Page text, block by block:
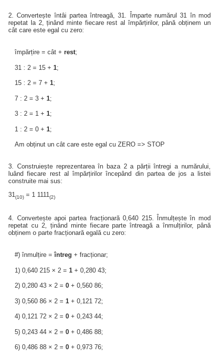
2. Convertește întâi partea întreagă, 31. Împarte numărul 31 în mod
repetat la 2, ținând minte fiecare rest al împărțirilor, până obținem un
cât care este egal cu zero:
împărțire = cât + rest;
31 : 2 = 15 + 1;
15 : 2 = 7 + 1;
7 : 2 = 3 + 1;
3 : 2 = 1 + 1;
1 : 2 = 0 + 1;
Am obținut un cât care este egal cu ZERO => STOP
3. Construiește reprezentarea în baza 2 a părții întregi a numărului,
luând fiecare rest al împărțirilor începând din partea de jos a listei
construite mai sus:
31(10) = 1 1111(2)
4. Convertește apoi partea fracționară 0,640 215. Înmulțește în mod
repetat cu 2, ținând minte fiecare parte întreagă a înmulțirilor, până
obținem o parte fracționară egală cu zero:
#) înmulțire =întreg + fracționar;
1) 0,640 215 × 2 = 1+ 0,280 43;
2) 0,280 43 × 2 = 0+ 0,560 86;
3) 0,560 86 × 2 = 1+ 0,121 72;
4) 0,121 72 × 2 = 0+ 0,243 44;
5) 0,243 44 × 2 = 0+ 0,486 88;
6) 0,486 88 × 2 = 0+ 0,973 76;